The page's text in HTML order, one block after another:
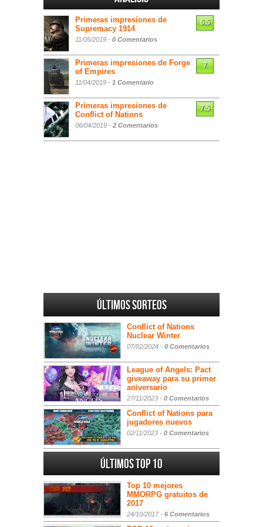
Primeras impresiones de
Supremacy 1914
11/05/2019 - 0 Comentarios
6.5
Primeras impresiones de Forge
of Empires
11/04/2019 - 1 Comentario
7
Primeras impresiones de
Conflict of Nations
06/04/2019 - 2 Comentarios
7.5
Últimos sorteos
Conflict of Nations
Nuclear Winter
07/02/2024 - 0 Comentarios
League of Angels: Pact
giveaway para su primer
aniversario
27/11/2023 - 0 Comentarios
Conflict of Nations para
jugadores nuevos
02/11/2023 - 0 Comentarios
Últimos Top 10
Top 10 mejores
MMORPG gratuitos de
2017
24/10/2017 - 6 Comentarios